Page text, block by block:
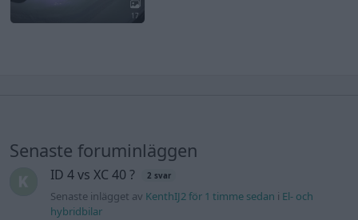
17
Senaste foruminläggen
ID 4 vs XC 40 ? 2 svar
Senaste inlägget av KenthIJ2 för 1 timme sedan i El- och
hybridbilar